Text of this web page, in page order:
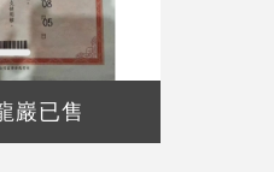
巖已售